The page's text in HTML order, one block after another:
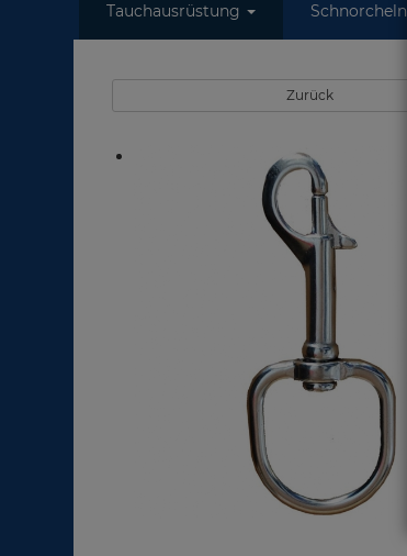
Tauchausrüstung Schnorcheln
Zurück